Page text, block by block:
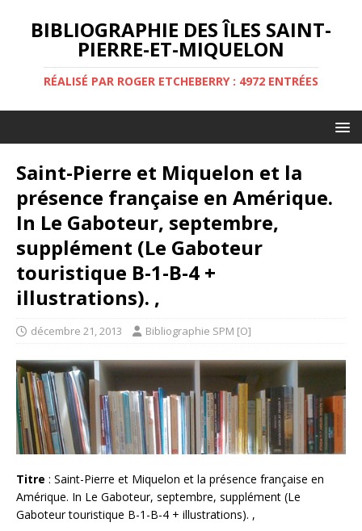
BIBLIOGRAPHIE DES ÎLES SAINT-
PIERRE-ET-MIQUELON
RÉALISÉ PAR ROGER ETCHEBERRY : 4972 ENTRÉES
Saint-Pierre et Miquelon et la
présence française en Amérique.
In Le Gaboteur, septembre,
supplément (Le Gaboteur
touristique B-1-B-4 +
illustrations). ,
décembre 21, 2013 Bibliographie SPM [O]
Titre : Saint-Pierre et Miquelon et la présence française en
Amérique. In Le Gaboteur, septembre, supplément (Le
Gaboteur touristique B-1-B-4 + illustrations). ,